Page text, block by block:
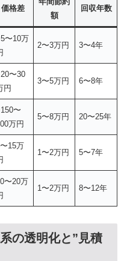
価格差
額
回収年数
〜10万
2〜3万円 3〜4年
〜30
円
3〜5万円 6〜8年
〜
万円
5〜8万円 20〜25年
15万
1〜2万円 5〜7年
〜20万
1〜2万円 8〜12年
の透明化と”見積